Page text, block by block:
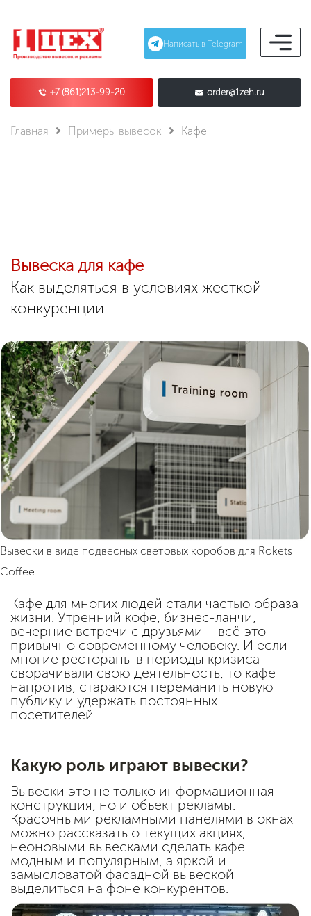
Написать в Telegram
+7 (861)213-99-20 order@1zeh.ru
Главная Примеры вывесок Кафе
Вывеска для кафе
Как выделяться в условиях жесткой
конкуренции
Вывески в виде подвесных световых коробов для Rokets
Coffee
Кафе для многих людей стали частью образа
жизни. Утренний кофе, бизнес-ланчи,
вечерние встречи с друзьями —всё это
привычно современному человеку. И если
многие рестораны в периоды кризиса
сворачивали свою деятельность, то кафе
напротив, стараются переманить новую
публику и удержать постоянных
посетителей.
Какую роль играют вывески?
Вывески это не только информационная
конструкция, но и объект рекламы.
Красочными рекламными панелями в окнах
можно рассказать о текущих акциях,
неоновыми вывесками сделать кафе
модным и популярным, а яркой и
замысловатой фасадной вывеской
выделиться на фоне конкурентов.